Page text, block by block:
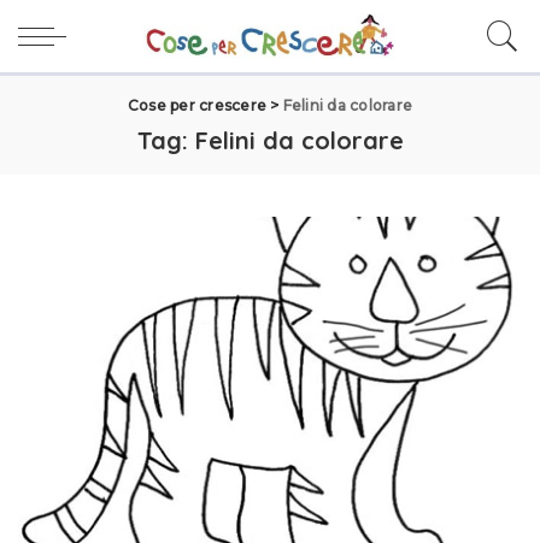
Cose per crescere > Felini da colorare
Tag: Felini da colorare